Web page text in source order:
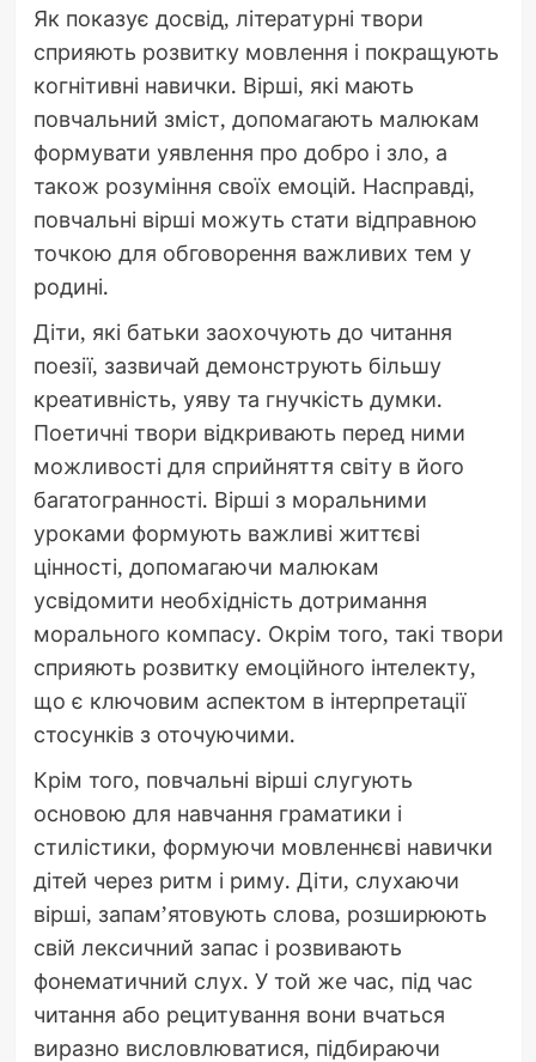
Як показує досвід, літературні твори
сприяють розвитку мовлення і покращують
когнітивні навички. Вірші, які мають
повчальний зміст, допомагають малюкам
формувати уявлення про добро і зло, а
також розуміння своїх емоцій. Насправді,
повчальні вірші можуть стати відправною
точкою для обговорення важливих тем у
родині.
Діти, які батьки заохочують до читання
поезії, зазвичай демонструють більшу
креативність, уяву та гнучкість думки.
Поетичні твори відкривають перед ними
можливості для сприйняття світу в його
багатогранності. Вірші з моральними
уроками формують важливі життєві
цінності, допомагаючи малюкам
усвідомити необхідність дотримання
морального компасу. Окрім того, такі твори
сприяють розвитку емоційного інтелекту,
що є ключовим аспектом в інтерпретації
стосунків з оточуючими.
Крім того, повчальні вірші слугують
основою для навчання граматики і
стилістики, формуючи мовленнєві навички
дітей через ритм і риму. Діти, слухаючи
вірші, запам’ятовують слова, розширюють
свій лексичний запас і розвивають
фонематичний слух. У той же час, під час
читання або рецитування вони вчаться
виразно висловлюватися, підбираючи